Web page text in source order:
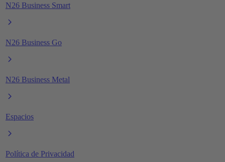
N26 Business Smart
N26 Business Go
N26 Business Metal
Espacios
Política de Privacidad